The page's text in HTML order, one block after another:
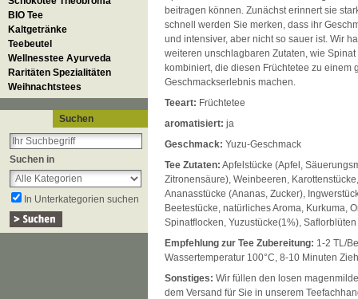
BIO Tee
Kaltgetränke
Teebeutel
Wellnesstee Ayurveda
Raritäten Spezialitäten
Weihnachtstees
Suchen
Suchen in
In Unterkategorien suchen
beitragen können. Zunächst erinnert sie
schnell werden Sie merken, dass ihr
und intensiver, aber nicht so sauer ist. Wir
weiteren unschlagbaren Zutaten, wie
kombiniert, die diesen Früchtetee zu einem
Geschmackserlebnis machen.
Teeart: Früchtetee
aromatisiert: ja
Geschmack: Yuzu-Geschmack
Tee Zutaten: Apfelstücke (Apfel,
Zitronensäure), Weinbeeren,
Ananasstücke (Ananas, Zucker),
Beetestücke, natürliches Aroma, Kurkuma,
Spinatflocken, Yuzustücke(1%), Saflorblüten
Empfehlung zur Tee Zubereitung: 1-2 TL/
Wassertemperatur 100°C, 8-10 Minuten
Sonstiges: Wir füllen den losen
dem Versand für Sie in unserem